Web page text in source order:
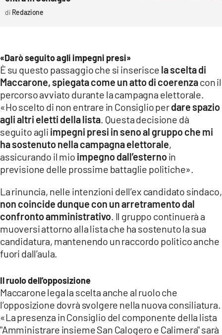
Redazione
«Darò seguito agli impegni presi»
È su questo passaggio che si inserisce la scelta di
Maccarone, spiegata come un atto di coerenzacon il
percorso avviato durante la campagna elettorale.
«Ho scelto di non entrare in Consiglio perdare spazio
agli altri eletti della lista. Questa decisione dà
seguito agli impegni presi in seno al gruppo che mi
ha sostenuto nella campagna elettorale,
assicurando il mio impegno dall’esternoin
previsione delle prossime battaglie politiche».
La rinuncia, nelle intenzioni dell’ex candidato sindaco,
non coincide dunque con un arretramento dal
confronto amministrativo. Il gruppo continuerà a
muoversi attorno alla lista che ha sostenuto la sua
candidatura, mantenendo un raccordo politico anche
fuori dall’aula.
Il ruolo dell’opposizione
Maccarone lega la scelta anche al ruolo che
l’opposizione dovrà svolgere nella nuova consiliatura.
«La presenza in Consiglio del componente della lista
"Amministrare insieme San Calogero e Calimera" sarà